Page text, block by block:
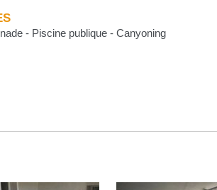
- Piscine publique - Canyoning